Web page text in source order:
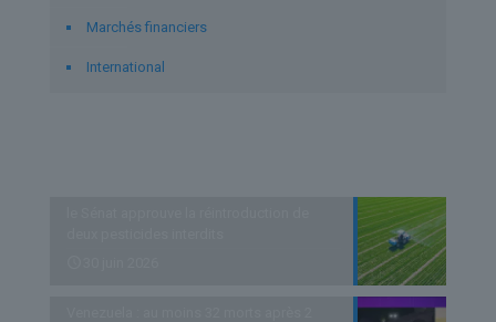
Marchés financiers
International